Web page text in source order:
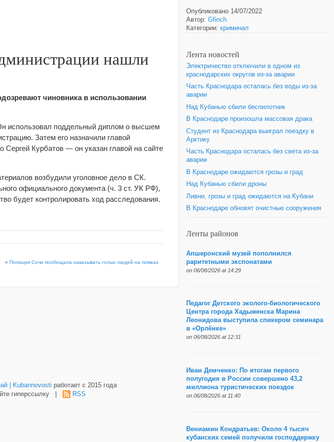
нашли
чиновника в использовании
использовал поддельный диплом о высшем
Затем его назначили главой
Сергей Курбатов — он указан главой на сайте
возбудили уголовное дело в СК.
официального документа (ч. 3 ст. УК РФ),
будет контролировать ход расследования.
» Полиция Сочи пообещала наказывать голых людей на пляжах
Опубликовано 14/07/2022
Автор: Gfinch
Категории: криминал
Лента новостей
Электричество отключили в одном из
краснодарских округов из-за аварии
Часть Краснодара осталась без воды из-за
аварии
Над Кубанью сбили беспилотник
В Краснодаре произошла массовая драка
Студент из Краснодара выиграл поездку в
Арктику
Часть Краснодара осталась без света из-за
аварии
В Краснодаре ожидаются грозы и град
Над Кубанью сбили дроны
Ливни, грозы и град ожидаются на Кубани
В Краснодаре обновят очистные сооружения
Ленты районов
Апшеронский музей пополнился
раритетными экспонатами
on 06/08/2026 at 14:29
Педагог Детского эколого-биологического
Центра города Хадыженска Марина
Леонидова выступила спикером семинара
в «Орлёнке»
on 06/08/2026 at 12:31
Иван Демченко: По итогам первого
полугодия в России совершено 43,2
миллиона туристических поездок
on 06/08/2026 at 11:40
Вениамин Кондратьев: Около 4 тысяч
кубанских семей получили господдержку
| Kubannovosti работает с 2015 года
гиперссылку | RSS